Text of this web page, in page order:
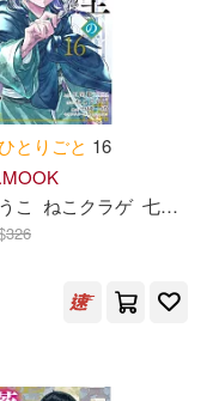
ズ
(3)
と り ごと 16
うこ ねこクラゲ 七緒一綺
326